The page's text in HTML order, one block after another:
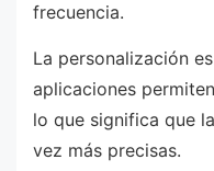
frecuencia.
La personalización
aplicaciones
lo que significa que
vez más precisas.